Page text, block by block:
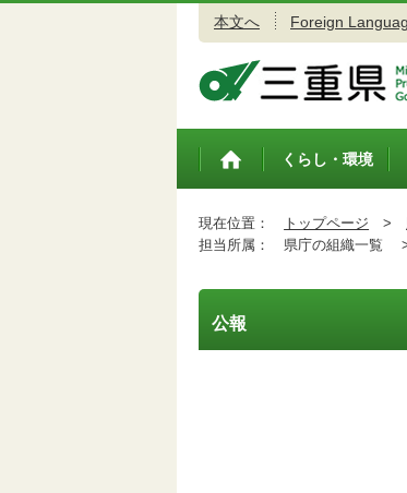
本文へ Foreign
トップペ
くらし・環境
現在位置： トップページ >
担当所属：
県庁の組織一覧
公報